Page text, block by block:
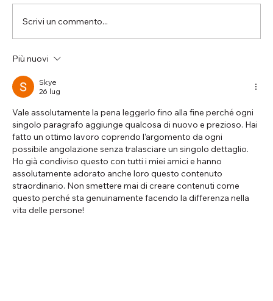
biliardo tavolo nel soggiorno
Scrivi un commento...
Più nuovi
Skye
26 lug
Vale assolutamente la pena leggerlo fino alla fine perché ogni
singolo paragrafo aggiunge qualcosa di nuovo e prezioso. Hai
fatto un ottimo lavoro coprendo l'argomento da ogni
possibile angolazione senza tralasciare un singolo dettaglio.
Ho già condiviso questo con tutti i miei amici e hanno
assolutamente adorato anche loro questo contenuto
straordinario. Non smettere mai di creare contenuti come
questo perché sta genuinamente facendo la differenza nella
vita delle persone!